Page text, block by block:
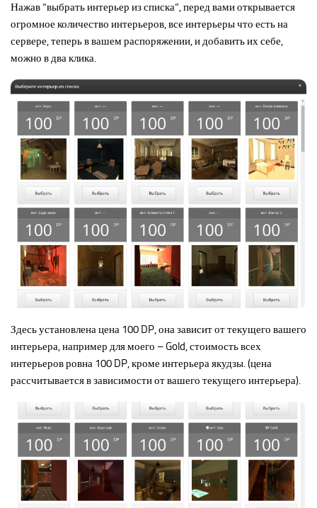
Нажав “выбрать интерьер из списка”, перед вами открывается
огромное количество интерьеров, все интерьеры что есть на
сервере, теперь в вашем распоряжении, и добавить их себе,
можно в два клика.
Здесь установлена цена 100 DP, она зависит от текущего вашего
интерьера, например для моего – Gold, стоимость всех
интерьеров ровна 100 DP, кроме интерьера якудзы. (цена
рассчитывается в зависимости от вашего текущего интерьера).